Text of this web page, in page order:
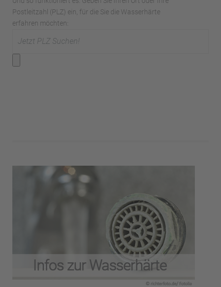
Postleitzahl (PLZ) ein, für die Sie die Wasserhärte
erfahren möchten: